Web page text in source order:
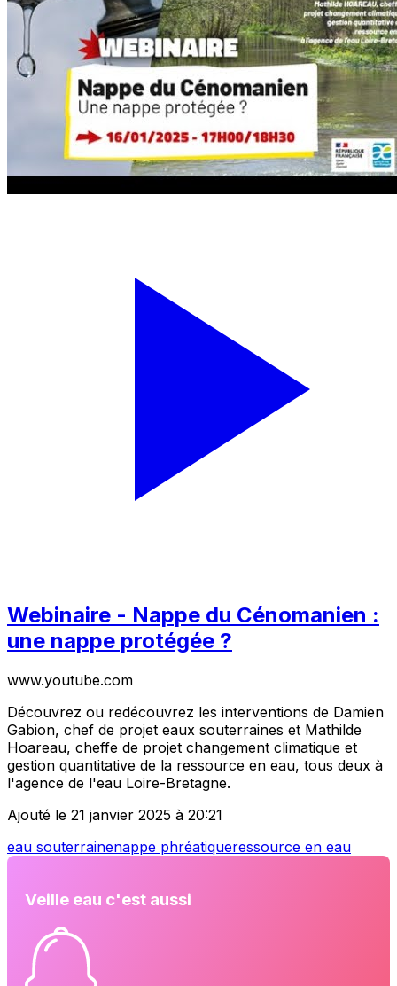
Webinaire - Nappe du Cénomanien :
une nappe protégée ?
www.youtube.com
Découvrez ou redécouvrez les interventions de Damien
Gabion, chef de projet eaux souterraines et Mathilde
Hoareau, cheffe de projet changement climatique et
gestion quantitative de la ressource en eau, tous deux à
l'agence de l'eau Loire-Bretagne.
Ajouté le 21 janvier 2025 à 20:21
eau souterrainenappe phréatiqueressource en eau
Veille eau c'est aussi